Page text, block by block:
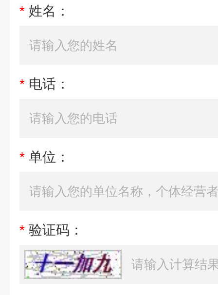
* 姓名：
* 电话：
* 单位：
* 验证码：